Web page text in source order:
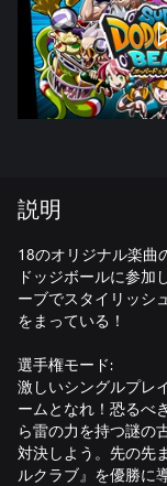
説明
18のオリジナル楽曲
ドッジボールに参加
ーブでスタイリッシ
をまっている！
選手権モード:
激しいシングルプレ
ームとなれ！恐るべ
ら雷の力を持つ謎の
対決しよう。先の先
ルクラブ』を優勝に